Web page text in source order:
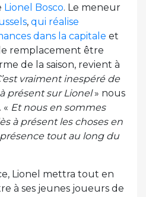
Lionel Bosco. Le meneur
, qui réalise
dans la capitale et
remplacement être
de la saison, revient à
vraiment inespéré de
présent sur Lionel» nous
« Et nous en sommes
à présent les choses en
tout au long du
Lionel mettra tout en
à ses jeunes joueurs de